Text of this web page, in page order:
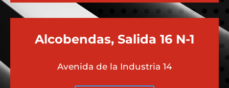
Alcobendas, Salida 16 N-1
Avenida de la Industria 14